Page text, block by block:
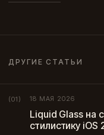
ДРУГИЕ СТАТЬИ
(01) 18 МАЯ 2026
Liquid Glass на
стилистику iOS